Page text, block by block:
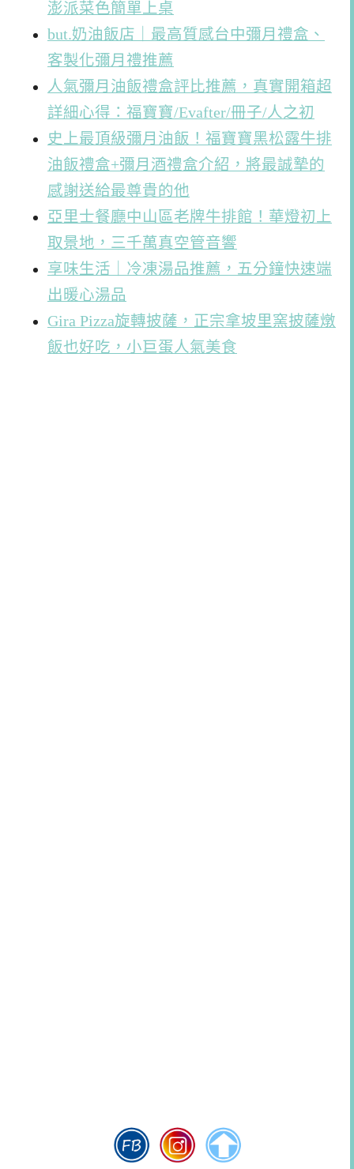
澎派菜色簡單上桌
but.奶油飯店｜最高質感台中彌月禮盒、
客製化彌月禮推薦
人氣彌月油飯禮盒評比推薦，真實開箱超
詳細心得：福寶寶/Evafter/冊子/人之初
史上最頂級彌月油飯！福寶寶黑松露牛排
油飯禮盒+彌月酒禮盒介紹，將最誠摯的
感謝送給最尊貴的他
亞里士餐廳中山區老牌牛排館！華燈初上
取景地，三千萬真空管音響
享味生活｜冷凍湯品推薦，五分鐘快速端
出暖心湯品
Gira Pizza旋轉披薩，正宗拿坡里窯披薩燉
飯也好吃，小巨蛋人氣美食